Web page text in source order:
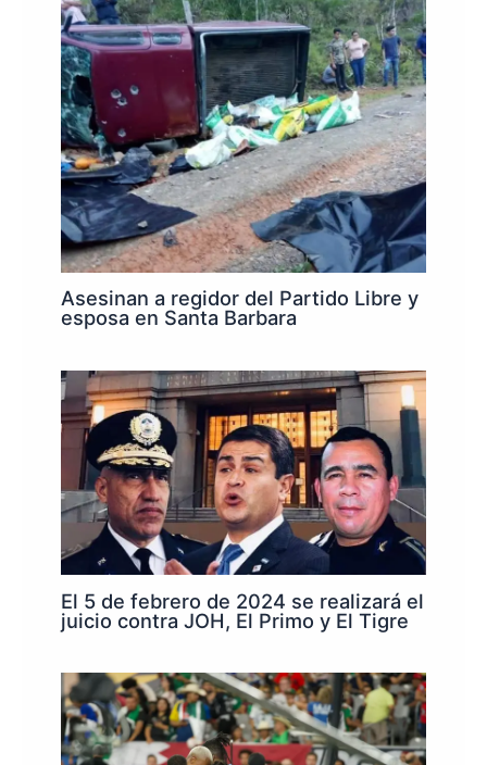
Asesinan a regidor del Partido Libre y
esposa en Santa Barbara
El 5 de febrero de 2024 se realizará el
juicio contra JOH, El Primo y El Tigre